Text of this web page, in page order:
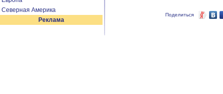
Северная Америка
Реклама
Поделиться